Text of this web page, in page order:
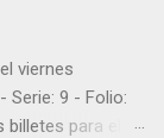
viernes
Serie: 9 - Folio:
para el